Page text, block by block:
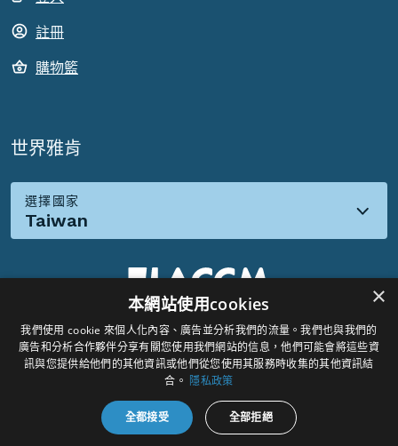
社群媒體:
註冊
購物籃
世界雅肯
選擇國家
Taiwan
×
本網站使用cookies
我們使用 cookie 來個人化內容、廣告並分析我們的流量。我們也與我們的
廣告和分析合作夥伴分享有關您使用我們網站的信息，他們可能會將這些資
訊與您提供給他們的其他資訊或他們從您使用其服務時收集的其他資訊結
合。 隱私政策
全都接受 全部拒絕